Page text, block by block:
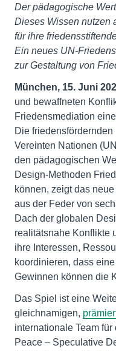
Der pädagogische
Dieses Wissen nutzen
für ihre
Ein neues UN-
zur Gestaltung von
München, 15. Juni
und bewaffneten
Friedensmediation
Die
Vereinten Nationen
den pädagogischen
Design-Methoden
können, zeigt das
aus der Feder von
Dach der globalen
realitätsnahe Konflikte
ihre Interessen,
koordinieren, dass
Gewinnen können die
Das Spiel ist eine
gleichnamigen,
internationale Team
Peace – Speculative